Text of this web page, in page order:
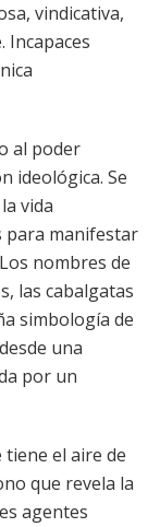
vindicativa,
Incapaces
al poder
ideológica. Se
vida
para manifestar
nombres de
las cabalgatas
simbología de
una
por un
el aire de
que revela la
agentes